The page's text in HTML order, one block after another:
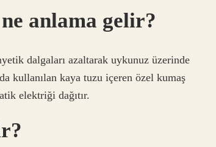
anlama gelir?
dalgaları azaltarak uykunuz üzerinde
kullanılan kaya tuzu içeren özel kumaş
elektriği dağıtır.